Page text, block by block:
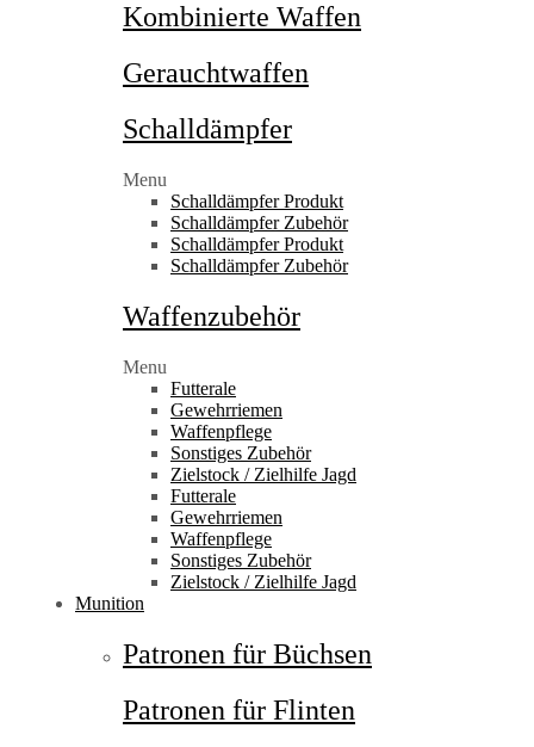
Kombinierte Waffen
Gerauchtwaffen
Schalldämpfer
Menu
Schalldämpfer Produkt
Schalldämpfer Zubehör
Schalldämpfer Produkt
Schalldämpfer Zubehör
Waffenzubehör
Menu
Futterale
Gewehrriemen
Waffenpflege
Sonstiges Zubehör
Zielstock / Zielhilfe Jagd
Futterale
Gewehrriemen
Waffenpflege
Sonstiges Zubehör
Zielstock / Zielhilfe Jagd
Munition
Patronen für Büchsen
Patronen für Flinten